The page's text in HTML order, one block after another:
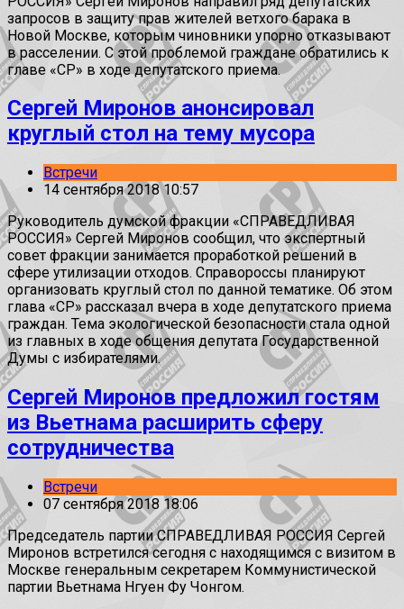
запросов в защиту прав жителей ветхого барака в
Новой Москве, которым чиновники упорно отказывают
в расселении. С этой проблемой граждане обратились к
главе «СР» в ходе депутатского приема.
Сергей Миронов анонсировал
круглый стол на тему мусора
Встречи
14 сентября 2018 10:57
Руководитель думской фракции «СПРАВЕДЛИВАЯ
РОССИЯ» Сергей Миронов сообщил, что экспертный
совет фракции занимается проработкой решений в
сфере утилизации отходов. Справороссы планируют
организовать круглый стол по данной тематике. Об этом
глава «СР» рассказал вчера в ходе депутатского приема
граждан. Тема экологической безопасности стала одной
из главных в ходе общения депутата Государственной
Думы с избирателями.
Сергей Миронов предложил гостям
из Вьетнама расширить сферу
сотрудничества
Встречи
07 сентября 2018 18:06
Председатель партии СПРАВЕДЛИВАЯ РОССИЯ Сергей
Миронов встретился сегодня с находящимся с визитом в
Москве генеральным секретарем Коммунистической
партии Вьетнама Нгуен Фу Чонгом.